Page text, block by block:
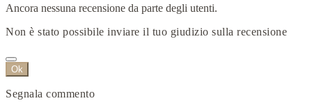
Ancora nessuna recensione da parte degli utenti.
Non è stato possibile inviare il tuo giudizio sulla recensione
Ok
Segnala commento